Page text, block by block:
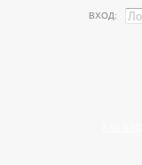
ВХОД: